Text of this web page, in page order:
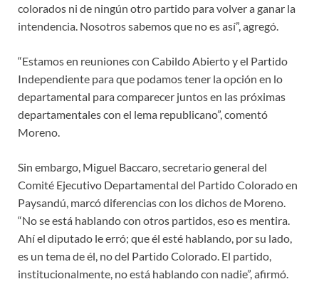
colorados ni de ningún otro partido para volver a ganar la
intendencia. Nosotros sabemos que no es así”, agregó.
“Estamos en reuniones con Cabildo Abierto y el Partido
Independiente para que podamos tener la opción en lo
departamental para comparecer juntos en las próximas
departamentales con el lema republicano”, comentó
Moreno.
Sin embargo, Miguel Baccaro, secretario general del
Comité Ejecutivo Departamental del Partido Colorado en
Paysandú, marcó diferencias con los dichos de Moreno.
“No se está hablando con otros partidos, eso es mentira.
Ahí el diputado le erró; que él esté hablando, por su lado,
es un tema de él, no del Partido Colorado. El partido,
institucionalmente, no está hablando con nadie”, afirmó.